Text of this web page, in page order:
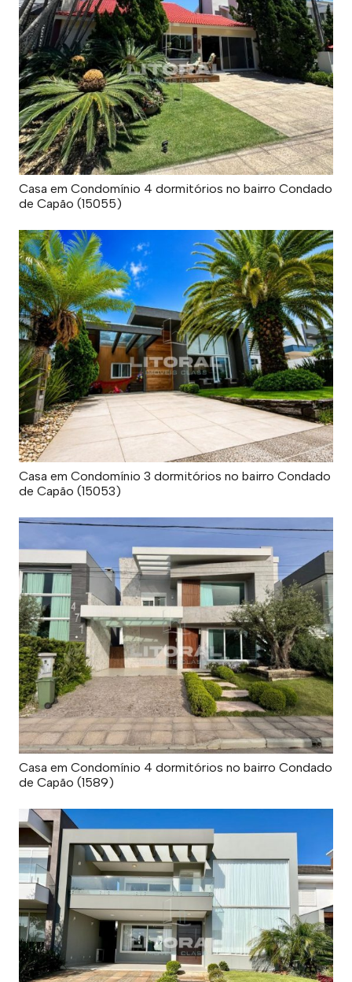
Casa em Condomínio 4 dormitórios no bairro Condado
de Capão (15055)
Casa em Condomínio 3 dormitórios no bairro Condado
de Capão (15053)
Casa em Condomínio 4 dormitórios no bairro Condado
de Capão (1589)